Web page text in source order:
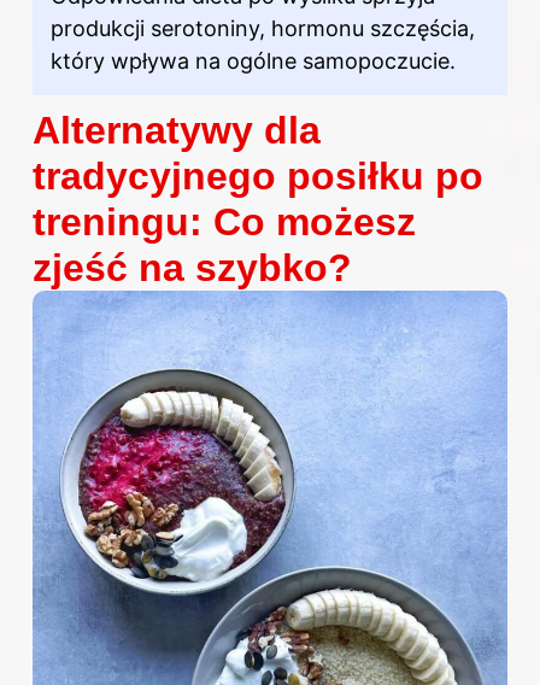
produkcji serotoniny, hormonu szczęścia,
który wpływa na ogólne samopoczucie.
Alternatywy dla
tradycyjnego posiłku po
treningu: Co możesz
zjeść na szybko?